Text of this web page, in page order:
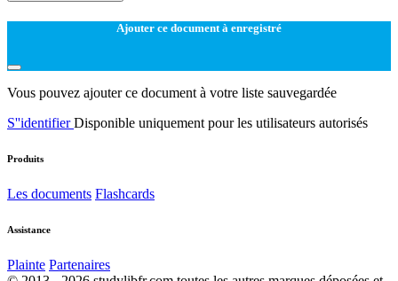
Ajouter ce document à enregistré
Vous pouvez ajouter ce document à votre liste sauvegardée
S''identifierDisponible uniquement pour les utilisateurs autorisés
Produits
Les documents Flashcards
Assistance
Plainte Partenaires